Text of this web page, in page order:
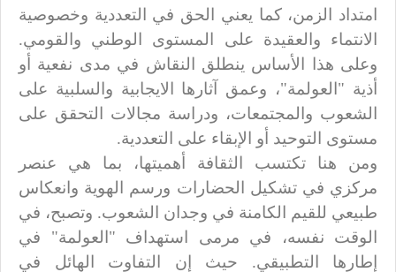
امتداد الزمن، كما يعني الحق في التعددية وخصوصية
الانتماء والعقيدة على المستوى الوطني والقومي.
وعلى هذا الأساس ينطلق النقاش في مدى نفعية أو
أذية "العولمة"، وعمق آثارها الايجابية والسلبية على
الشعوب والمجتمعات، ودراسة مجالات التحقق على
مستوى التوحيد أو الإبقاء على التعددية.
ومن هنا تكتسب الثقافة أهميتها، بما هي عنصر
مركزي في تشكيل الحضارات ورسم الهوية وانعكاس
طبيعي للقيم الكامنة في وجدان الشعوب. وتصبح، في
الوقت نفسه، في مرمى استهداف "العولمة" في
إطارها التطبيقي. حيث إن التفاوت الهائل في